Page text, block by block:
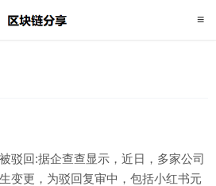
驳回:据企查查显示，近日，多家公司
变更，为驳回复审中，包括小红书元